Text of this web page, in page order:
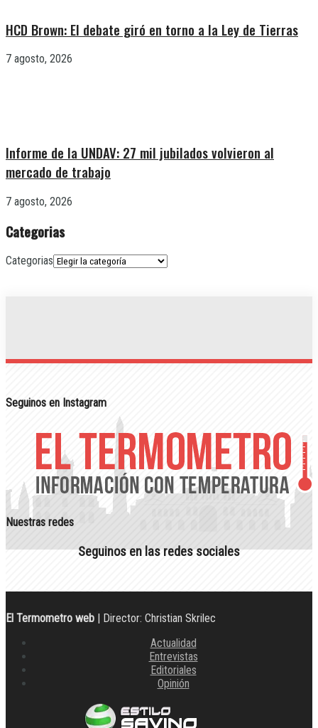
HCD Brown: El debate giró en torno a la Ley de Tierras
7 agosto, 2026
Informe de la UNDAV: 27 mil jubilados volvieron al
mercado de trabajo
7 agosto, 2026
Categorias
Categorias
Seguinos en Instagram
Nuestras redes
Seguinos en las redes sociales
El Termometro web | Director: Christian Skrilec
Actualidad
Entrevistas
Editoriales
Opinión